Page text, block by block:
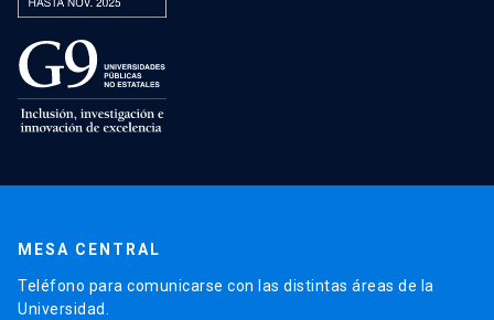
MESA CENTRAL
Teléfono para comunicarse con las distintas áreas de la
Universidad.